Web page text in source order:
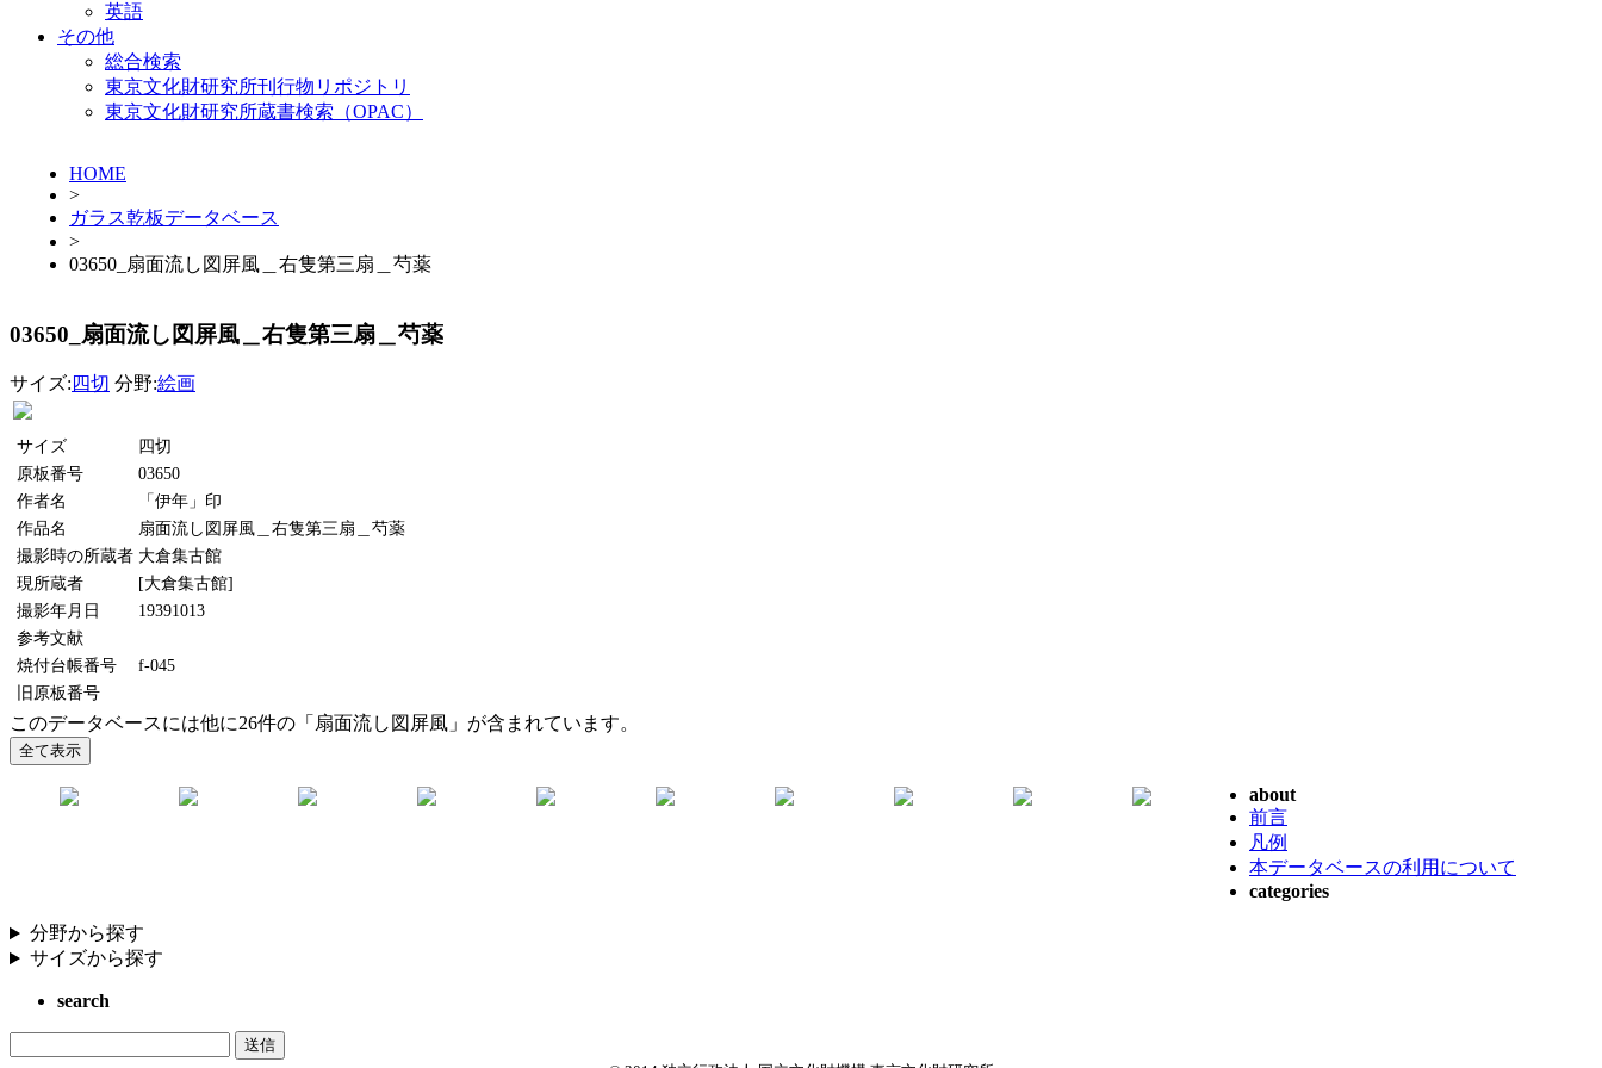
英語
その他
総合検索
東京文化財研究所刊行物リポジトリ
東京文化財研究所蔵書検索（OPAC）
HOME
>
ガラス乾板データベース
>
03650_扇面流し図屏風＿右隻第三扇＿芍薬
03650_扇面流し図屏風＿右隻第三扇＿芍薬
サイズ: 四切 分野:絵画
サイズ
四切
原板番号
03650
作者名
「伊年」印
作品名
扇面流し図屏風＿右隻第三扇＿芍薬
撮影時の所蔵者 大倉集古館
現所蔵者
[大倉集古館]
撮影年月日
19391013
参考文献
焼付台帳番号
f-045
旧原板番号
このデータベースには他に26件の「扇面流し図屏風」が含まれています。
about
前言
凡例
本データベースの利用について
categories
分野から探す
サイズから探す
search